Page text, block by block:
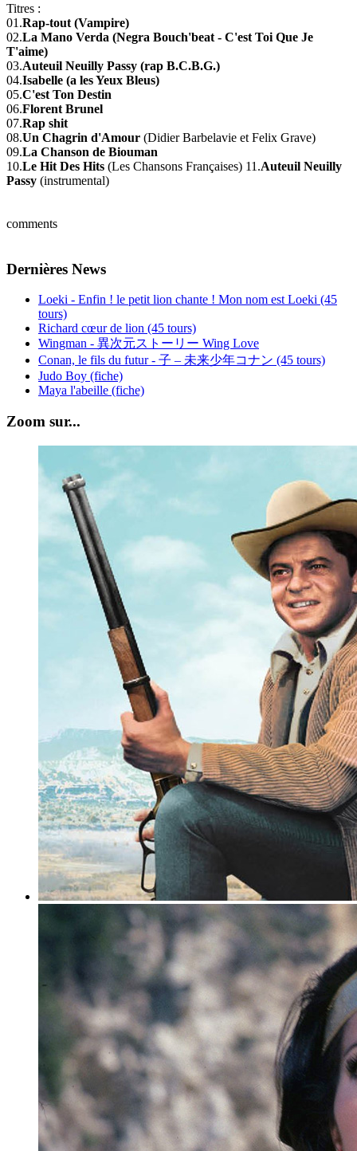
Titres :
01.Rap-tout (Vampire)
02.La Mano Verda (Negra Bouch'beat - C'est Toi Que Je
T'aime)
03.Auteuil Neuilly Passy (rap B.C.B.G.)
04.Isabelle (a les Yeux Bleus)
05.C'est Ton Destin
06.Florent Brunel
07.Rap shit
08.Un Chagrin d'Amour (Didier Barbelavie et Felix Grave)
09.La Chanson de Biouman
10.Le Hit Des Hits (Les Chansons Françaises) 11.Auteuil Neuilly
Passy (instrumental)
comments
Dernières News
Loeki - Enfin ! le petit lion chante ! Mon nom est Loeki (45
tours)
Richard cœur de lion (45 tours)
Wingman - 異次元ストーリー Wing Love
Conan, le fils du futur - 子 – 未来少年コナン (45 tours)
Judo Boy (fiche)
Maya l'abeille (fiche)
Zoom sur...